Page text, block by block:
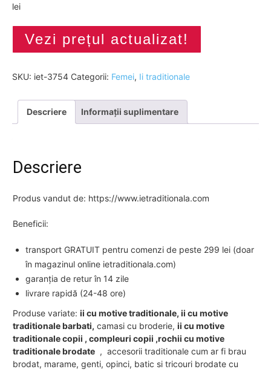
lei
Vezi prețul actualizat!
SKU: iet-3754 Categorii: Femei, Ii traditionale
Descriere Informații suplimentare
Descriere
Produs vandut de: https://www.ietraditionala.com
Beneficii:
transport GRATUIT pentru comenzi de peste 299 lei (doar
în magazinul online ietraditionala.com)
garanția de retur în 14 zile
livrare rapidă (24-48 ore)
Produse variate: ii cu motive traditionale, ii cu motive
traditionale barbati, camasi cu broderie, ii cu motive
traditionale copii , compleuri copii ,rochii cu motive
traditionale brodate , accesorii traditionale cum ar fi brau
brodat, marame, genti, opinci, batic si tricouri brodate cu